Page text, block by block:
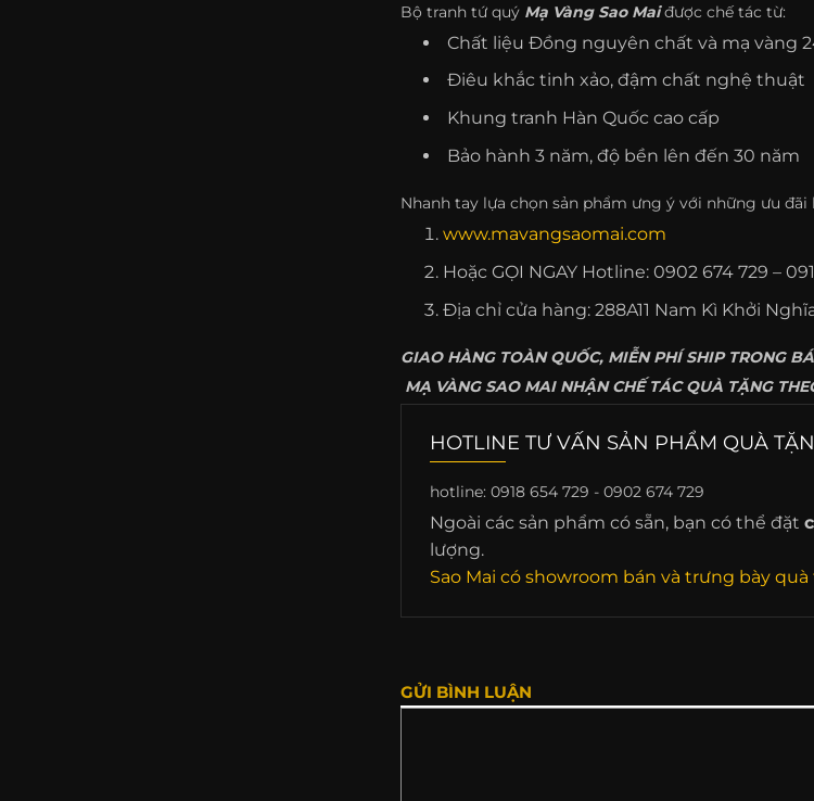
Bộ tranh tứ quý Mạ Vàng Sao Mai được chế tác từ:
Chất liệu Đồng nguyên chất và mạ vàng
Điêu khắc tinh xảo, đậm chất nghệ thuật
Khung tranh Hàn Quốc cao cấp
Bảo hành 3 năm, độ bền lên đến 30 năm
Nhanh tay lựa chọn sản phẩm ưng ý với những ưu
www.mavangsaomai.com
Hoặc GỌI NGAY Hotline: 0902 674 729 –
Địa chỉ cửa hàng: 288A11 Nam Kì Khởi
GIAO HÀNG TOÀN QUỐC, MIỄN PHÍ SHIP TRONG
MẠ VÀNG SAO MAI NHẬN CHẾ TÁC QUÀ TẶNG
HOTLINE TƯ VẤN SẢN PHẨM QUÀ
hotline:0918 654 729 - 0902 674 729
Ngoài các sản phẩm có sẵn, bạn có thể đặt
lượng.
Sao Mai có showroom bán và trưng bày
GỬI BÌNH LUẬN